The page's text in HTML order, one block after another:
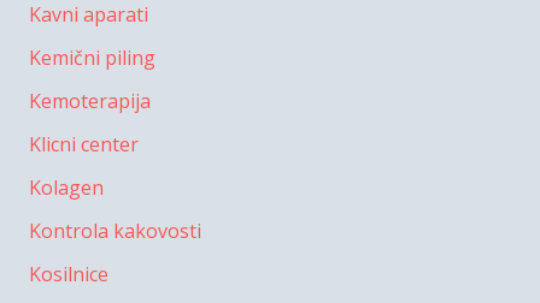
Kavni aparati
Kemični piling
Kemoterapija
Klicni center
Kolagen
Kontrola kakovosti
Kosilnice